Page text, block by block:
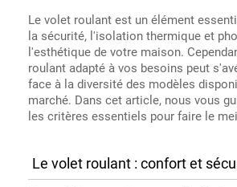
Le volet roulant est un élément
la sécurité, l'isolation thermique et
l'esthétique de votre maison.
roulant adapté à vos besoins peut
face à la diversité des modèles
marché. Dans cet article, nous vous
les critères essentiels pour faire le
Le volet roulant : confort et